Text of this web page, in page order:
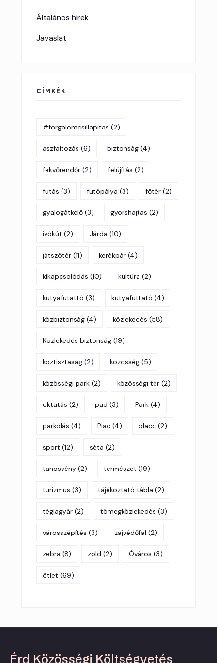
Általános hírek
Javaslat
CÍMKÉK
#forgalomcsillapitas (2)
aszfaltozás (6) biztonság (4)
fekvőrendőr (2) felújítás (2)
futás (3) futópálya (3) főtér (2)
gyalogátkelő (3) gyorshajtas (2)
ivókút (2) Járda (10)
játszótér (11) kerékpár (4)
kikapcsolódás (10) kultúra (2)
kutyafutattó (3) kutyafuttató (4)
közbiztonság (4) közlekedés (58)
Közlekedés biztonság (19)
köztisztaság (2) közösség (5)
közösségi park (2) közösségi tér (2)
oktatás (2) pad (3) Park (4)
parkolás (4) Piac (4) placc (2)
sport (12) séta (2)
tanösvény (2) természet (19)
turizmus (3) tájékoztató tábla (2)
téglagyár (2) tömegközlekedés (3)
városszépítés (3) zajvédőfal (2)
zebra (8) zöld (2) Óváros (3)
ötlet (69)
Érd Közösségi Költségvetés